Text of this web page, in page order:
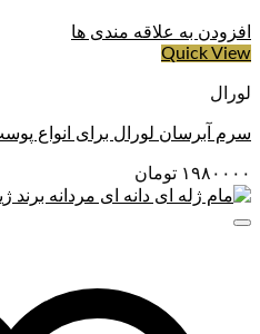
افزودن به علاقه مندی ها
Quick View
لورال
سرم آبرسان لورال برای انواع
۱۹۸۰۰۰۰ تومان